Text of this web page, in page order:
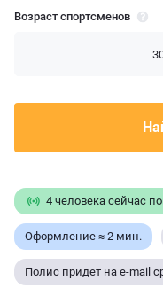
Возраст спортсменов
4 человека сейчас
Оформление ≈ 2 мин.
Полис придет на e-mail